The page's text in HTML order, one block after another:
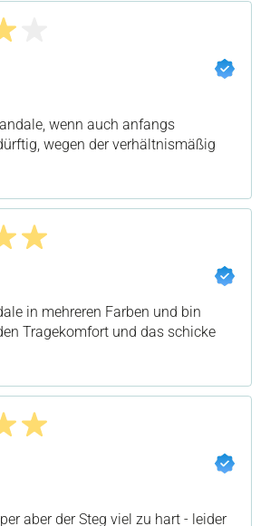
wenn auch anfangs
wegen der verhältnismäßig
in mehreren Farben und bin
Tragekomfort und das schicke
aber der Steg viel zu hart - leider